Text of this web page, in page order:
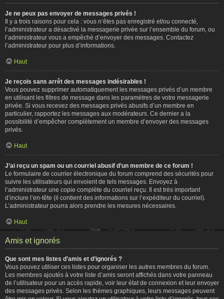
Je ne peux pas envoyer de messages privés !
Il y a trois raisons pour cela : vous n’êtes pas enregistré et/ou connecté,
l’administrateur a désactivé la messagerie privée sur l’ensemble du forum, ou
l’administrateur vous a empêché d’envoyer des messages. Contactez
l’administrateur pour plus d’informations.
Haut
Je reçois sans arrêt des messages indésirables !
Vous pouvez supprimer automatiquement les messages privés d’un membre
en utilisant les filtres de message dans les paramètres de votre messagerie
privée. Si vous recevez des messages privés abusifs d’un membre en
particulier, rapportez les messages aux modérateurs. Ce dernier a la
possibilité d’empêcher complètement un membre d’envoyer des messages
privés.
Haut
J’ai reçu un spam ou un courriel abusif d’un membre de ce forum !
Le formulaire de courrier électronique du forum comprend des sécurités pour
suivre les utilisateurs qui envoient de tels messages. Envoyez à
l’administrateur une copie complète du courriel reçu. Il est très important
d’inclure l’en-tête (il contient des informations sur l’expéditeur du courriel).
L’administrateur pourra alors prendre les mesures nécessaires.
Haut
Amis et ignorés
Que sont mes listes d’amis et d’ignorés ?
Vous pouvez utiliser ces listes pour organiser les autres membres du forum.
Les membres ajoutés à votre liste d’amis seront affichés dans votre panneau
de l’utilisateur pour un accès rapide, voir leur état de connexion et leur envoyer
des messages privés. Selon les thèmes graphiques, leurs messages peuvent